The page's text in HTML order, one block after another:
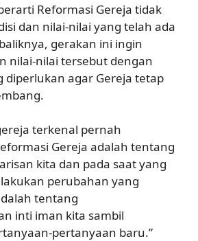
Reformasi Gereja tidak
dan nilai-nilai yang telah ada
gerakan ini ingin
nilai-nilai tersebut dengan
diperlukan agar Gereja tetap
terkenal pernah
Gereja adalah tentang
kita dan pada saat yang
perubahan yang
tentang
inti iman kita sambil
pertanyaan baru.”